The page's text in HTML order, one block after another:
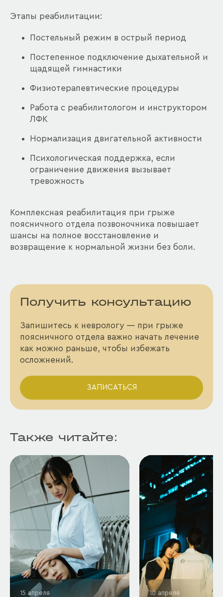
Этапы реабилитации:
Постельный режим в острый период
Постепенное подключение дыхательной и
щадящей гимнастики
Физиотерапевтические процедуры
Работа с реабилитологом и инструктором
ЛФК
Нормализация двигательной активности
Психологическая поддержка, если
ограничение движения вызывает
тревожность
Комплексная реабилитация при грыже
поясничного отдела позвоночника повышает
шансы на полное восстановление и
возвращение к нормальной жизни без боли.
Получить консультацию
Запишитесь к неврологу — при грыже
поясничного отдела важно начать лечение
как можно раньше, чтобы избежать
осложнений.
ЗАПИСАТЬСЯ
Также читайте:
15 апреля 10 апреля